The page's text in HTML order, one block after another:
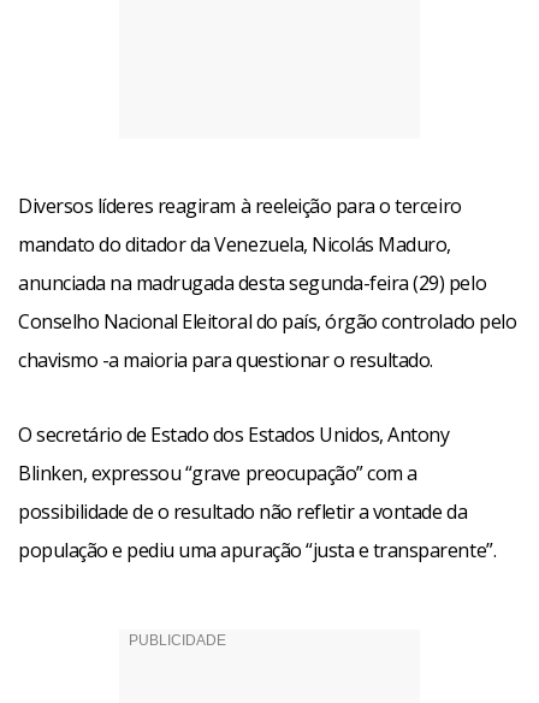
Diversos líderes reagiram à reeleição para o terceiro
mandato do ditador da Venezuela, Nicolás Maduro,
anunciada na madrugada desta segunda-feira (29) pelo
Conselho Nacional Eleitoral do país, órgão controlado pelo
chavismo -a maioria para questionar o resultado.
O secretário de Estado dos Estados Unidos, Antony
Blinken, expressou “grave preocupação” com a
possibilidade de o resultado não refletir a vontade da
população e pediu uma apuração “justa e transparente”.